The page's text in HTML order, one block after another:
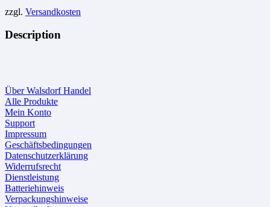
zzgl. Versandkosten
Description
Über Walsdorf Handel
Alle Produkte
Mein Konto
Support
Impressum
Geschäftsbedingungen
Datenschutzerklärung
Widerrufsrecht
Dienstleistung
Batteriehinweis
Verpackungshinweise